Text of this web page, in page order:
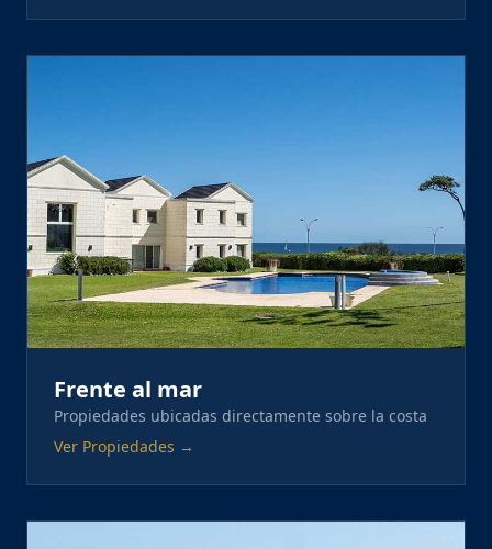
Frente al mar
Propiedades ubicadas directamente sobre la costa
Ver Propiedades →